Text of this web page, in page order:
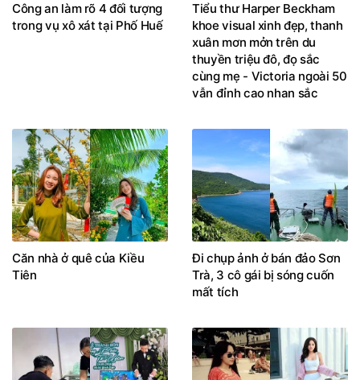
Công an làm rõ 4 đối tượng
trong vụ xô xát tại Phố Huế
Tiểu thư Harper Beckham
khoe visual xinh đẹp, thanh
xuân mơn mởn trên du
thuyền triệu đô, đọ sắc
cùng mẹ - Victoria ngoài 50
vẫn đỉnh cao nhan sắc
Căn nhà ở quê của Kiều
Tiên
Đi chụp ảnh ở bán đảo Sơn
Trà, 3 cô gái bị sóng cuốn
mất tích